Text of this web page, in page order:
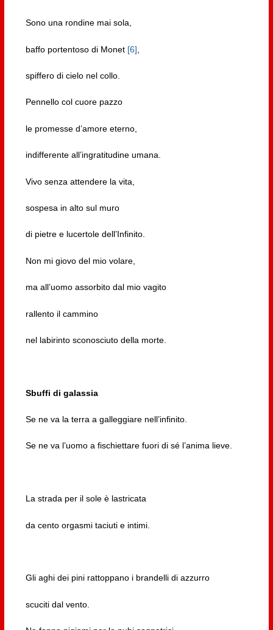
Sono una rondine mai sola,
baffo portentoso di Monet [6]
spiffero di cielo nel collo.
Pennello col cuore pazzo
le promesse d’amore eterno,
indifferente all’ingratitudine umana.
Vivo senza attendere la vita,
sospesa in alto sul muro
di pietre e lucertole dell’Infinito.
Non mi giovo del mio volare,
ma all’uomo assorbito dal mio vagito
rallento il cammino
nel labirinto sconosciuto della morte.
Sbuffi di galassia
Se ne va la terra a galleggiare nell’infinito.
Se ne va l’uomo a fischiettare fuori di sé l’anima lieve.
La strada per il sole è lastricata
da cento orgasmi taciuti e intimi.
Gli aghi dei pini rattoppano i brandelli di azzurro
scuciti dal vento.